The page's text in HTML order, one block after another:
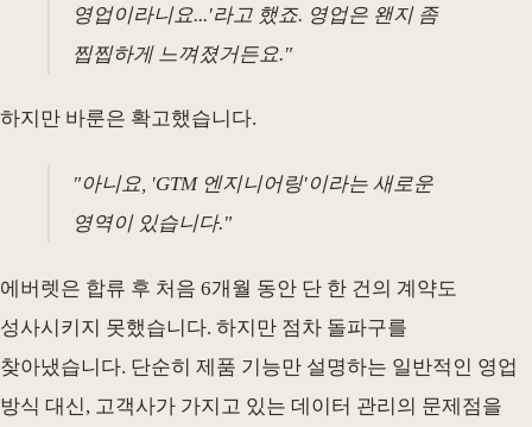
영업이라니요...'라고 했죠. 영업은 왠지 좀
찝찝하게 느껴졌거든요."
하지만 바룬은 확고했습니다.
"아니요, 'GTM 엔지니어링'이라는 새로운
영역이 있습니다."
에버렛은 합류 후 처음 6개월 동안 단 한 건의 계약도
성사시키지 못했습니다. 하지만 점차 돌파구를
찾아냈습니다. 단순히 제품 기능만 설명하는 일반적인 영업
방식 대신, 고객사가 가지고 있는 데이터 관리의 문제점을